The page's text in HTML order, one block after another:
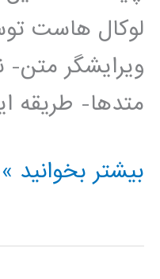
ویرایشگر
متدها- طریقه
فیلم
فارسی
بیشتر بخوانید »